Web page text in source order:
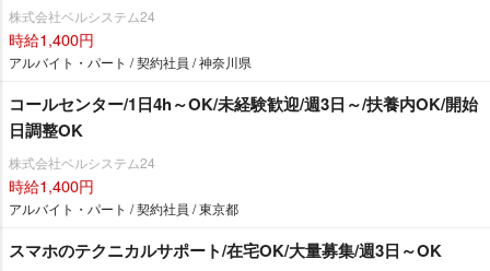
株式会社ベルシステム24
時給1,400円
アルバイト・パート / 契約社員 / 神奈川県
コールセンター/1日4h～OK/未経験歓迎/週3日～/扶養内OK/開始
日調整OK
株式会社ベルシステム24
時給1,400円
アルバイト・パート / 契約社員 / 東京都
スマホのテクニカルサポート/在宅OK/大量募集/週3日～OK